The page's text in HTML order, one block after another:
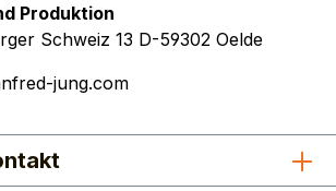
Produktion
Schweiz 13 D-59302 Oelde
jung.com